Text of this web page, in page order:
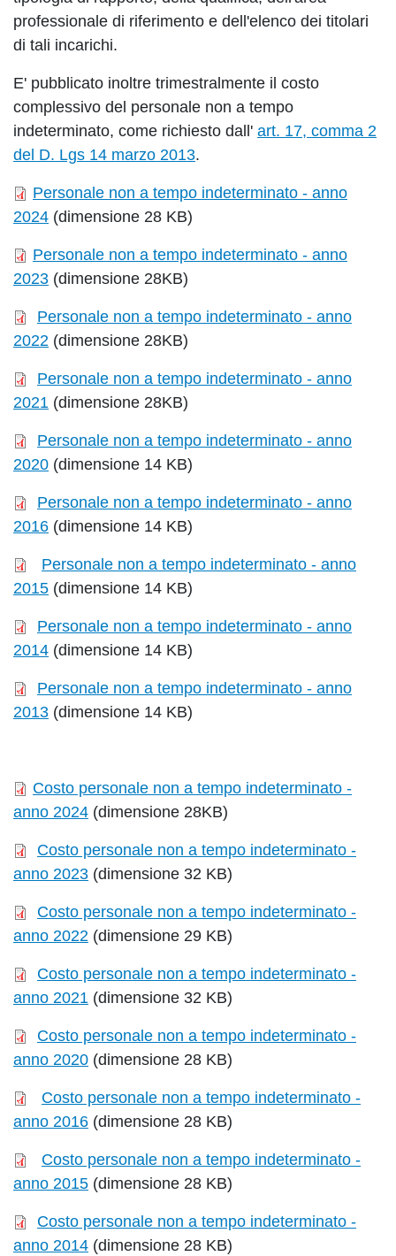
professionale di riferimento e dell'elenco dei titolari
di tali incarichi.
E' pubblicato inoltre trimestralmente il costo
complessivo del personale non a tempo
indeterminato, come richiesto dall' art. 17, comma 2
del D. Lgs 14 marzo 2013.
Personale non a tempo indeterminato - anno
2024 (dimensione 28 KB)
Personale non a tempo indeterminato - anno
2023 (dimensione 28KB)
Personale non a tempo indeterminato - anno
2022 (dimensione 28KB)
Personale non a tempo indeterminato - anno
2021 (dimensione 28KB)
Personale non a tempo indeterminato - anno
2020 (dimensione 14 KB)
Personale non a tempo indeterminato - anno
2016 (dimensione 14 KB)
Personale non a tempo indeterminato - anno
2015 (dimensione 14 KB)
Personale non a tempo indeterminato - anno
2014 (dimensione 14 KB)
Personale non a tempo indeterminato - anno
2013 (dimensione 14 KB)
Costo personale non a tempo indeterminato -
anno 2024 (dimensione 28KB)
Costo personale non a tempo indeterminato -
anno 2023 (dimensione 32 KB)
Costo personale non a tempo indeterminato -
anno 2022 (dimensione 29 KB)
Costo personale non a tempo indeterminato -
anno 2021 (dimensione 32 KB)
Costo personale non a tempo indeterminato -
anno 2020 (dimensione 28 KB)
Costo personale non a tempo indeterminato -
anno 2016 (dimensione 28 KB)
Costo personale non a tempo indeterminato -
anno 2015 (dimensione 28 KB)
Costo personale non a tempo indeterminato -
anno 2014 (dimensione 28 KB)